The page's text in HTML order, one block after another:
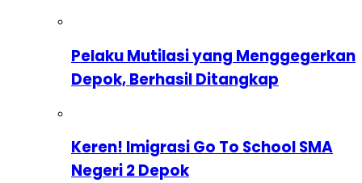
Pelaku Mutilasi yang Menggegerkan
Depok, Berhasil Ditangkap
Keren! Imigrasi Go To School SMA
Negeri 2 Depok